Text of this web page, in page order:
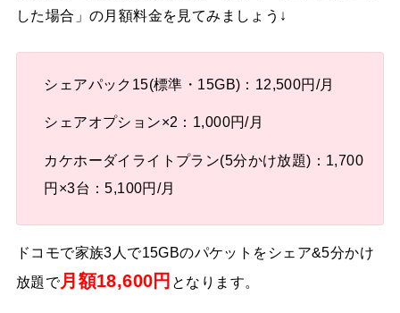
した場合」の月額料金を見てみましょう↓
シェアパック15(標準・15GB)：12,500円/月
シェアオプション×2：1,000円/月
カケホーダイライトプラン(5分かけ放題)：1,700
円×3台：5,100円/月
ドコモで家族3人で15GBのパケットをシェア&5分かけ
放題で月額18,600円 となります。